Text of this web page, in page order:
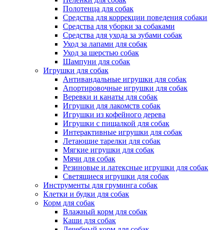
Полотенца для собак
Средства для коррекции поведения собаки
Средства для уборки за собаками
Средства для ухода за зубами собак
Уход за лапами для собак
Уход за шерстью собак
Шампуни для собак
Игрушки для собак
Антивандальные игрушки для собак
Апортировочные игрушки для собак
Веревки и канаты для собак
Игрушки для лакомств собак
Игрушки из кофейного дерева
Игрушки с пищалкой для собак
Интерактивные игрушки для собак
Летающие тарелки для собак
Мягкие игрушки для собак
Мячи для собак
Резиновые и латексные игрушки для собак
Светящиеся игрушки для собак
Инструменты для груминга собак
Клетки и будки для собак
Корм для собак
Влажный корм для собак
Каши для собак